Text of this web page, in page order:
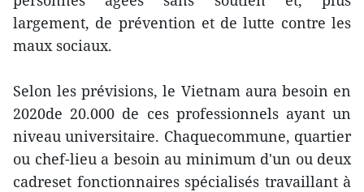
largement, de prévention et de lutte contre les
maux sociaux.
Selon les prévisions, le Vietnam aura besoin en
2020de 20.000 de ces professionnels ayant un
niveau universitaire. Chaquecommune, quartier
ou chef-lieu a besoin au minimum d'un ou deux
cadreset fonctionnaires spécialisés travaillant à